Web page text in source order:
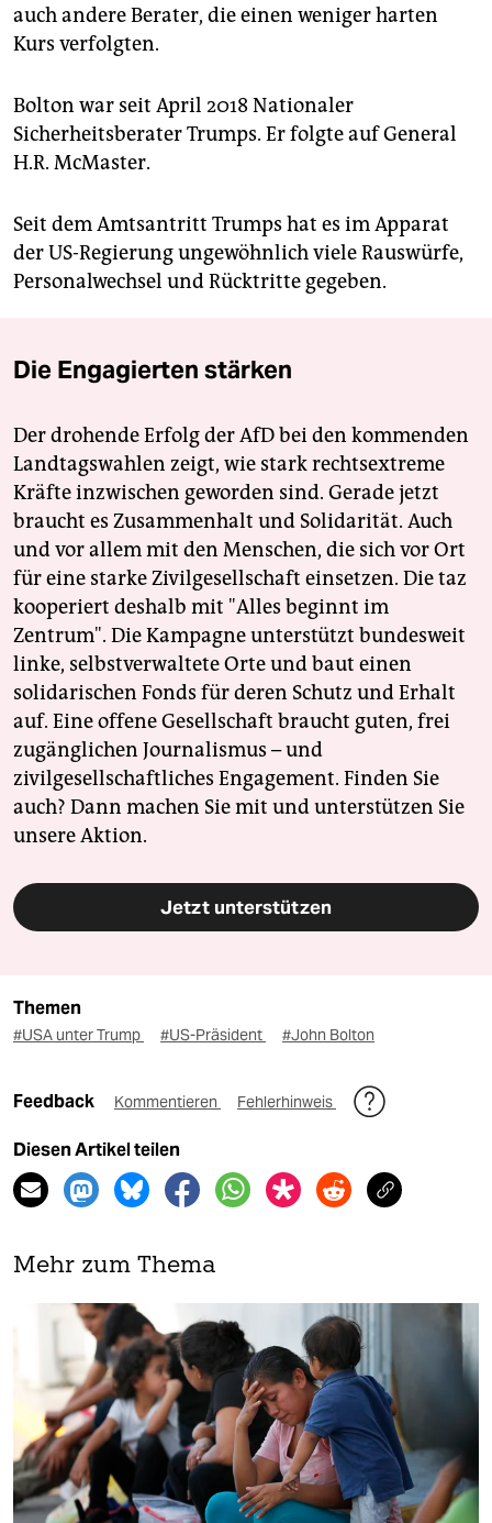
auch andere Berater, die einen weniger harten
Kurs verfolgten.
Bolton war seit April 2018 Nationaler
Sicherheitsberater Trumps. Er folgte auf General
H.R. McMaster.
Seit dem Amtsantritt Trumps hat es im Apparat
der US-Regierung ungewöhnlich viele Rauswürfe,
Personalwechsel und Rücktritte gegeben.
Die Engagierten stärken
Der drohende Erfolg der AfD bei den kommenden
Landtagswahlen zeigt, wie stark rechtsextreme
Kräfte inzwischen geworden sind. Gerade jetzt
braucht es Zusammenhalt und Solidarität. Auch
und vor allem mit den Menschen, die sich vor Ort
für eine starke Zivilgesellschaft einsetzen. Die taz
kooperiert deshalb mit "Alles beginnt im
Zentrum". Die Kampagne unterstützt bundesweit
linke, selbstverwaltete Orte und baut einen
solidarischen Fonds für deren Schutz und Erhalt
auf. Eine offene Gesellschaft braucht guten, frei
zugänglichen Journalismus – und
zivilgesellschaftliches Engagement. Finden Sie
auch? Dann machen Sie mit und unterstützen Sie
unsere Aktion.
Jetzt unterstützen
Themen
#USA unter Trump #US-Präsident #John Bolton
Feedback Kommentieren Fehlerhinweis
Diesen Artikel teilen
Mehr zum Thema